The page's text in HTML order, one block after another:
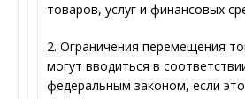
товаров, услуг и финансовых
2. Ограничения перемещения
могут вводиться в
федеральным законом, если